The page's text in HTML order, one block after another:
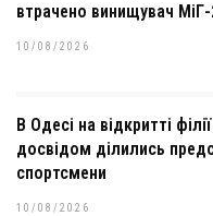
втрачено винищувач
10/08/2026
В Одесі на відкритті
досвідом ділились
спортсмени
10/08/2026